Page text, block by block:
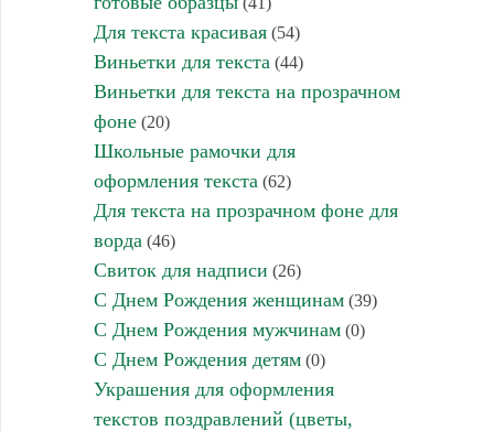
Для текста красивая(54)
Виньетки для текста (44)
Виньетки для текста на прозрачном
фоне(20)
Школьные рамочки для
оформления текста (62)
Для текста на прозрачном фоне для
ворда (46)
Свиток для надписи (26)
С Днем Рождения женщинам(39)
С Днем Рождения мужчинам(0)
С Днем Рождения детям(0)
Украшения для оформления
текстов поздравлений (цветы,